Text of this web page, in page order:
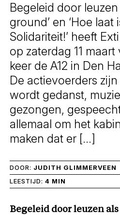
Begeleid door leuzen
ground’ en ‘Hoe laat
Solidariteit!’ heeft
op zaterdag 11
keer de A12 in Den
De actievoerders
wordt gedanst,
gezongen,
allemaal om het
maken dat er […]
DOOR: JUDITH GLIMMERVEEN
LEESTIJD: 4 MIN
Begeleid door leuzen als